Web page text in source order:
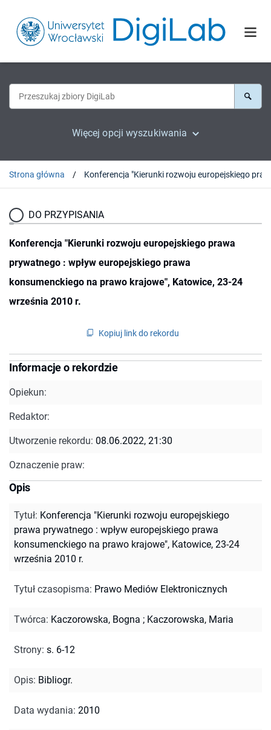
Więcej opcji wyszukiwania
Strona główna
DO PRZYPISANIA
Konferencja "Kierunki rozwoju europejskiego prawa
prywatnego : wpływ europejskiego prawa
konsumenckiego na prawo krajowe", Katowice, 23-24
września 2010 r.
Kopiuj link do rekordu
Informacje o rekordzie
Opiekun:
Redaktor:
Utworzenie rekordu: 08.06.2022, 21:30
Oznaczenie praw:
Opis
Tytuł: Konferencja "Kierunki rozwoju europejskiego
prawa prywatnego : wpływ europejskiego prawa
konsumenckiego na prawo krajowe", Katowice, 23-24
września 2010 r.
Tytuł czasopisma: Prawo Mediów Elektronicznych
Twórca: Kaczorowska, Bogna ; Kaczorowska, Maria
Strony: s. 6-12
Opis: Bibliogr.
Data wydania: 2010